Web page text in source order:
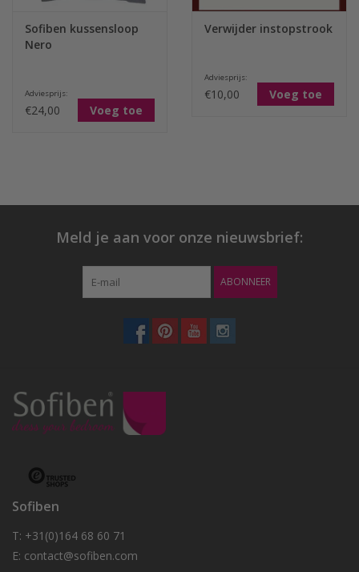
Sofiben kussensloop
Nero
Adviesprijs:
€24,00 Voeg toe
Verwijder instopstrook
Adviesprijs:
€10,00 Voeg toe
Meld je aan voor onze nieuwsbrief:
ABONNEER
Sofiben
T: +31(0)164 68 60 71
E: contact@sofiben.com